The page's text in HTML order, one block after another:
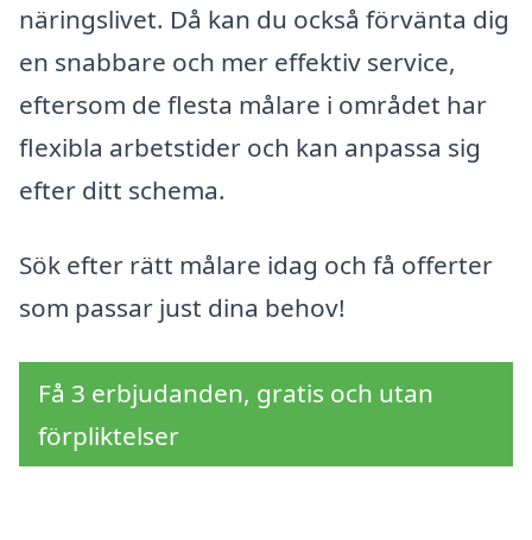
näringslivet. Då kan du också förvänta dig
en snabbare och mer effektiv service,
eftersom de flesta målare i området har
flexibla arbetstider och kan anpassa sig
efter ditt schema.
Sök efter rätt målare idag och få offerter
som passar just dina behov!
Få 3 erbjudanden, gratis och utan
förpliktelser